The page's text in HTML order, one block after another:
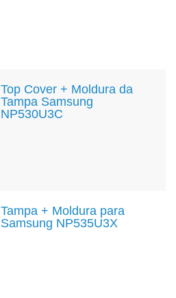
Top Cover + Moldura da
Tampa Samsung
NP530U3C
Tampa + Moldura para
Samsung NP535U3X